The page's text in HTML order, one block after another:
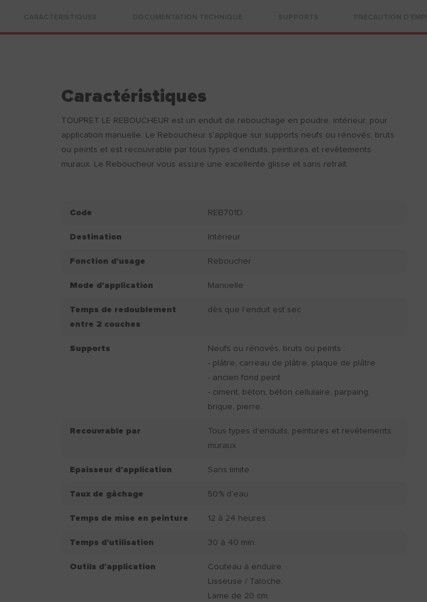
Caractéristiques
TOUPRET LE REBOUCHEUR est un enduit de rebouchage en poudre, intérieur, pour
application manuelle. Le Reboucheur s'applique sur supports neufs ou rénovés, bruts
ou peints et est recouvrable par tous types d'enduits, peintures et revêtements
muraux. Le Reboucheur vous assure une excellente glisse et sans retrait.
Code REB701D
Destination Intérieur
Fonction d'usage Reboucher
Mode d'application Manuelle
Temps de redoublement
entre 2 couches
dès que l’enduit est sec
Supports
Neufs ou rénovés, bruts ou peints :
- plâtre, carreau de plâtre, plaque de plâtre
- ancien fond peint
- ciment, béton, béton cellulaire, parpaing,
brique, pierre.
Recouvrable par
Tous types d’enduits, peintures et revêtements
muraux.
Epaisseur d'application Sans limite
Taux de gâchage 50% d’eau
Temps de mise en peinture 12 à 24 heures
Temps d'utilisation 30 à 40 min.
Outils d'application
Couteau à enduire.
Lisseuse / Taloche.
Lame de 20 cm.